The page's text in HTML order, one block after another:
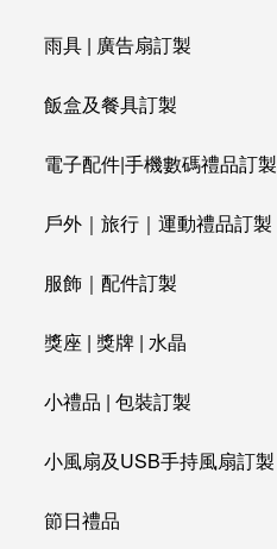
雨具 | 廣告扇訂製
飯盒及餐具訂製
電子配件|手機數碼禮品訂製
戶外｜旅行｜運動禮品訂製
服飾｜配件訂製
獎座 | 獎牌 | 水晶
小禮品 | 包裝訂製
小風扇及USB手持風扇訂製
節日禮品